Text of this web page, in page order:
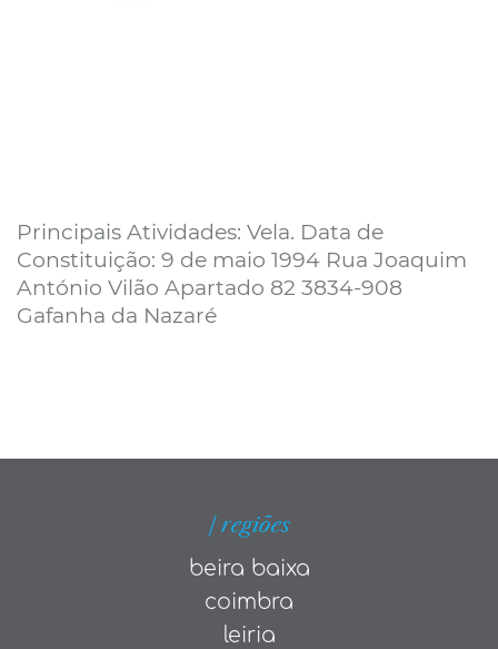
Principais Atividades: Vela. Data de
Constituição: 9 de maio 1994 Rua Joaquim
António Vilão Apartado 82 3834-908
Gafanha da Nazaré
| regiões
beira baixa
coimbra
leiria